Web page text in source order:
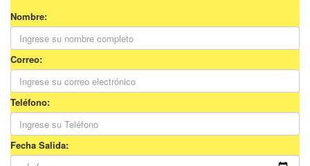
Nombre:
Correo:
Teléfono:
Fecha Salida: